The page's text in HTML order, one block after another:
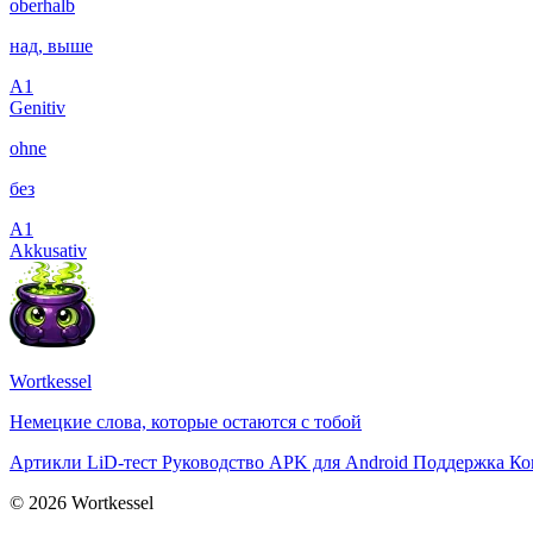
oberhalb
над, выше
A1
Genitiv
ohne
без
A1
Akkusativ
Wortkessel
Немецкие слова, которые остаются с тобой
Артикли LiD-тест Руководство APK для Android Поддержка
© 2026 Wortkessel